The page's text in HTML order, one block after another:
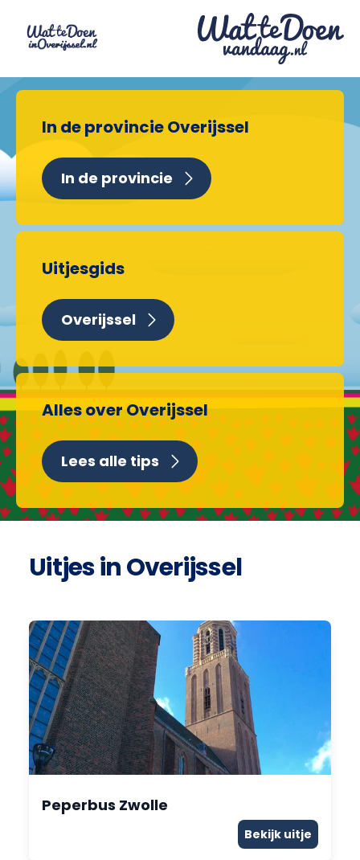
In de provincie Overijssel
In de provincie
Uitjesgids
Overijssel
Alles over Overijssel
Lees alle tips
Uitjes in Overijssel
Peperbus Zwolle
Bekijk uitje